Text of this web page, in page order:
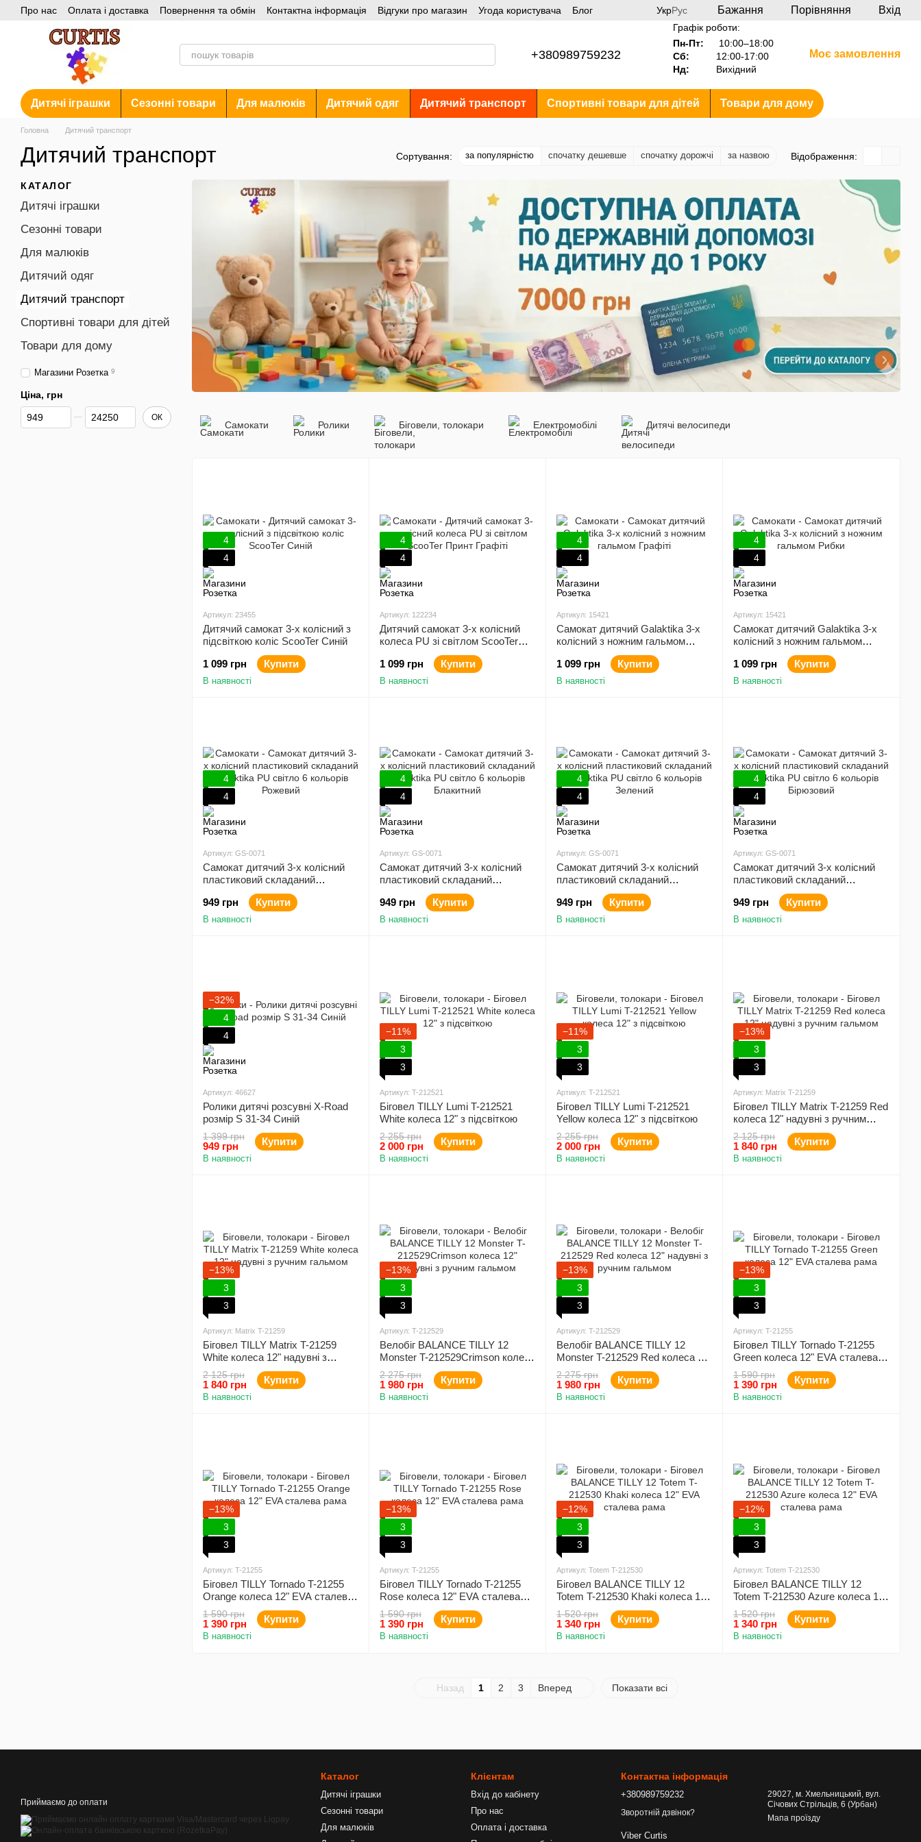
Перейти до основного контенту
Про нас Оплата і доставка Повернення та обмін Контактна інформація Відгуки про магазин Угода користувача
Блог
УкрРус Бажання Порівняння Вхід
+380989759232
Графік роботи:
Пн-Пт:
10:00–18:00
Сб:
12:00-17:00
Нд:
Вихідний
Моє замовлення
Дитячі іграшки Сезонні товари Для малюків Дитячий одяг Дитячий транспорт Спортивні товари для дітей Товари для дому
Головна Дитячий транспорт
Дитячий транспорт Сортування: за популярністю спочатку дешевше спочатку дорожчі за назвою Відображення:
Самокати Ролики Біговели, толокари Електромобілі Дитячі велосипеди
4
4
Артикул: 23455
Дитячий самокат 3-х колісний з
підсвіткою коліс ScooTer Синій
1 099 грн
Купити
В наявності
4
4
Артикул: 122234
Дитячий самокат 3-х колісний
колеса PU зі світлом ScooTer
Принт Графіті
1 099 грн
Купити
В наявності
4
4
Артикул: 15421
Самокат дитячий Galaktika 3-х
колісний з ножним гальмом
1 099 грн
Купити
В наявності
4
4
Артикул: 15421
Самокат дитячий Galaktika 3-х
колісний з ножним гальмом
1 099 грн
Купити
В наявності
4
4
Артикул: GS-0071
Самокат дитячий 3-х колісний
пластиковий складаний
Galaktika PU світло 6 кольорів
Рожевий
949 грн Купити
В наявності
4
4
Артикул: GS-0071
Самокат дитячий 3-х колісний
пластиковий складаний
Galaktika PU світло 6 кольорів
Блакитний
949 грн Купити
В наявності
4
4
Артикул: GS-0071
Самокат дитячий 3-х колісний
пластиковий складаний
Galaktika PU світло 6 кольорів
Зелений
949 грн Купити
В наявності
4
4
Артикул: GS-0071
Самокат дитячий 3-х колісний
пластиковий складаний
Galaktika PU світло 6 кольорів
Бірюзовий
949 грн Купити
В наявності
−32%
4
4
Артикул: 46627
Ролики дитячі розсувні X-Road
розмір S 31-34 Cиній
1 399 грн
949 грн Купити
В наявності
−11%
3
3
Артикул: T-212521
Біговел TILLY Lumi T-212521
White колеса 12" з підсвіткою
2 255 грн
2 000 грн Купити
В наявності
−11%
3
3
Артикул: T-212521
Біговел TILLY Lumi T-212521
Yellow колеса 12" з підсвіткою
2 255 грн
2 000 грн Купити
В наявності
−13%
3
3
Артикул: Matrix T-21259
Біговел TILLY Matrix T-21259 Red
колеса 12" надувні з ручним
гальмом
2 125 грн
1 840 грн Купити
В наявності
−13%
3
3
Артикул: Matrix T-21259
Біговел TILLY Matrix T-21259
White колеса 12" надувні з
ручним гальмом
2 125 грн
1 840 грн Купити
В наявності
−13%
3
3
Артикул: T-212529
Велобіг BALANCE TILLY 12
Monster T-212529Crimson колеса
12" надувні з ручним гальмом
2 275 грн
1 980 грн Купити
В наявності
−13%
3
3
Артикул: T-212529
Велобіг BALANCE TILLY 12
Monster T-212529 Red колеса 12"
надувні з ручним гальмом
2 275 грн
1 980 грн Купити
В наявності
−13%
3
3
Артикул: T-21255
Біговел TILLY Tornado T-21255
Green колеса 12" EVA сталева
рама
1 590 грн
1 390 грн Купити
В наявності
−13%
3
3
Артикул: T-21255
Біговел TILLY Tornado T-21255
Orange колеса 12" EVA сталева
рама
1 590 грн
1 390 грн Купити
В наявності
−13%
3
3
Артикул: T-21255
Біговел TILLY Tornado T-21255
Rose колеса 12" EVA сталева
рама
1 590 грн
1 390 грн Купити
В наявності
−12%
3
3
Артикул: Totem T-212530
Біговел BALANCE TILLY 12
Totem T-212530 Khaki колеса 12"
EVA сталева рама
1 520 грн
1 340 грн Купити
В наявності
−12%
3
3
Артикул: Totem T-212530
Біговел BALANCE TILLY 12
Totem T-212530 Azure колеса 12"
EVA сталева рама
1 520 грн
1 340 грн Купити
В наявності
Назад 1 2 3 Вперед Показати всі
КАТАЛОГ
Дитячі іграшки
Сезонні товари
Для малюків
Дитячий одяг
Дитячий транспорт
Спортивні товари для дітей
Товари для дому
Магазини Розетка 9
Ціна, грн
Від Ціна, грн
До Ціна, грн ОК
Приймаємо до оплати
Каталог
Дитячі іграшки
Сезонні товари
Для малюків
Клієнтам
Вхід до кабінету
Про нас
Оплата і доставка
Контактна інформація
+380989759232
Зворотній дзвінок?
Viber Curtis
29027, м. Хмельницький, вул.
Січових Стрільців, 6 (Урбан)
Мапа проїзду